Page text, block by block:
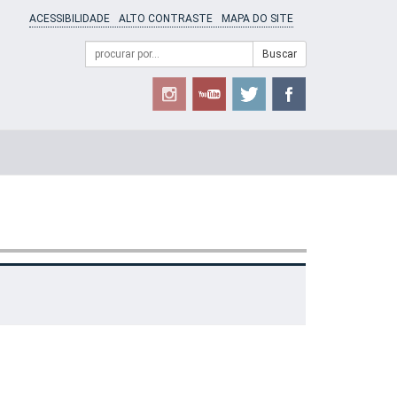
ACESSIBILIDADE ALTO CONTRASTE MAPA DO SITE
Formulário
Campo
de
Buscar